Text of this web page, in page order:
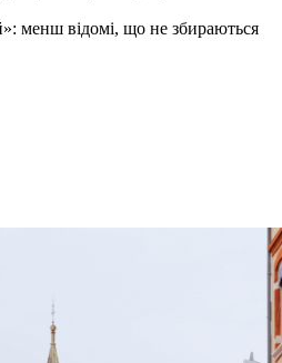
та дивуйтеся,
легко працювати
менш відомі, що не збираються